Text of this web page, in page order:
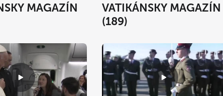
MAGAZÍN
VATIKÁNSKY MAGAZÍN
(189)